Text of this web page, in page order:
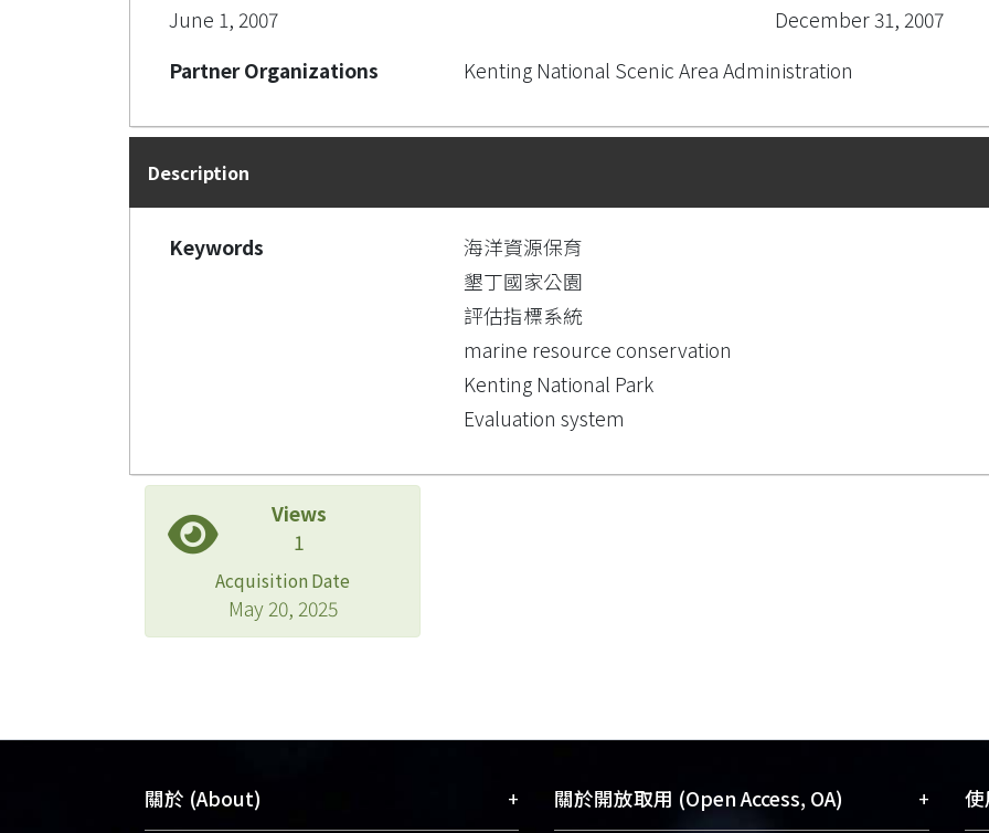
June 1, 2007
December 31, 2007
Partner Organizations
Kenting National Scenic Area Administration
Description
Keywords
海洋資源保育
墾丁國家公園
評估指標系統
marine resource conservation
Kenting National Park
Evaluation system
Views
1
Acquisition Date
May 20, 2025
關於 (About) + 關於開放取用 (Open Access, OA) +